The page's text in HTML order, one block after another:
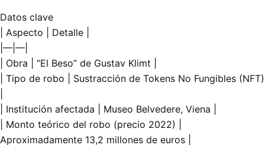
Datos clave
| Aspecto | Detalle |
|—|—|
| Obra | “El Beso” de Gustav Klimt |
| Tipo de robo | Sustracción de Tokens No Fungibles (NFT)
| Institución afectada | Museo Belvedere, Viena |
| Monto teórico del robo (precio 2022) |
Aproximadamente 13,2 millones de euros |